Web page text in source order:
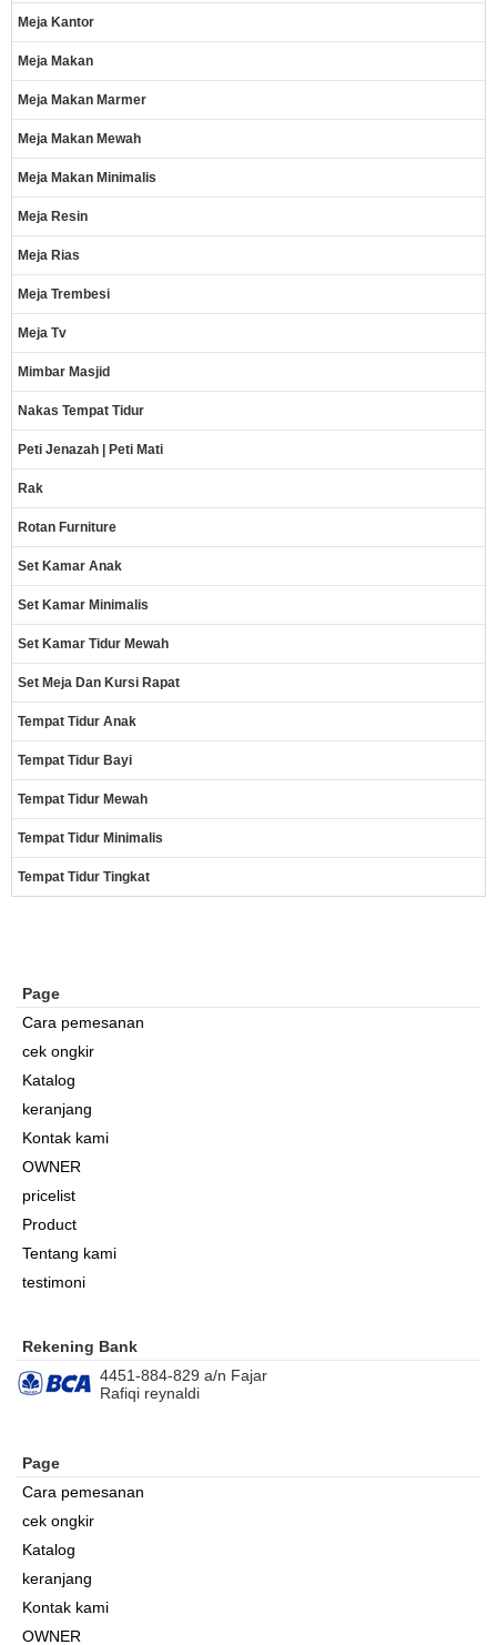
Meja Kantor
Meja Makan
Meja Makan Marmer
Meja Makan Mewah
Meja Makan Minimalis
Meja Resin
Meja Rias
Meja Trembesi
Meja Tv
Mimbar Masjid
Nakas Tempat Tidur
Peti Jenazah | Peti Mati
Rak
Rotan Furniture
Set Kamar Anak
Set Kamar Minimalis
Set Kamar Tidur Mewah
Set Meja Dan Kursi Rapat
Tempat Tidur Anak
Tempat Tidur Bayi
Tempat Tidur Mewah
Tempat Tidur Minimalis
Tempat Tidur Tingkat
Page
Cara pemesanan
cek ongkir
Katalog
keranjang
Kontak kami
OWNER
pricelist
Product
Tentang kami
testimoni
Rekening Bank
4451-884-829 a/n Fajar
Rafiqi reynaldi
Page
Cara pemesanan
cek ongkir
Katalog
keranjang
Kontak kami
OWNER